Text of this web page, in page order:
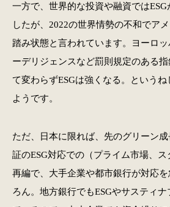
一方で、世界的な投資や融資では
したが、2022の世界情勢の不和でア
踏み状態と言われています。ヨーロ
ーデリジェンスなど罰則規定のある
て変わらずESGは強くなる。という
ようです。
ただ、日本に限れば、先のグリーン
証のESG対応での（プライム市場、ス
再編で、大手企業や都市銀行が対応
ろん。地方銀行でもESGやサスティ